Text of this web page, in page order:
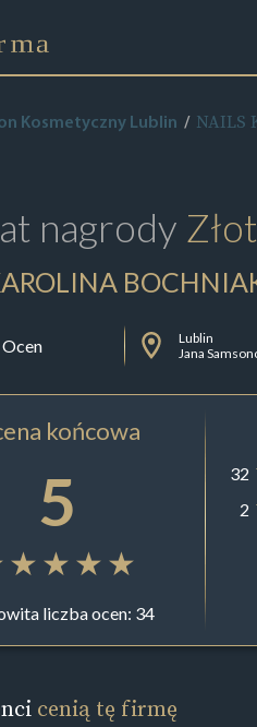
Kosmetyczny Lublin NAILS
nagrody
Lublin
Jana
końcowa
5
liczba ocen: 34
32
2
cenią tę firmę